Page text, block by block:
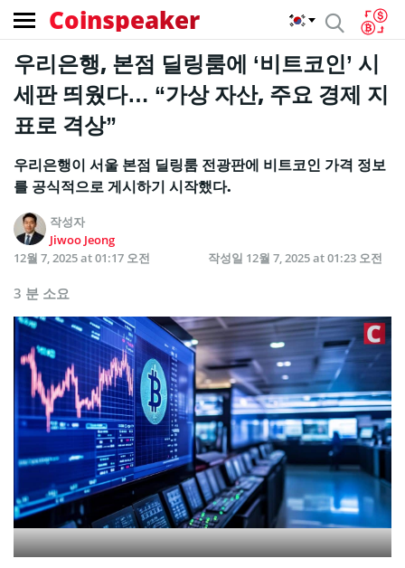
Coinspeaker
우리은행, 본점 딜링룸에 ‘비트코인’ 시
세판 띄웠다… “가상 자산, 주요 경제 지
표로 격상”
우리은행이 서울 본점 딜링룸 전광판에 비트코인 가격 정보
를 공식적으로 게시하기 시작했다.
작성자
Jiwoo Jeong
12월 7, 2025 at 01:17 오전
작성일 12월 7, 2025 at 01:23 오전
3 분 소요